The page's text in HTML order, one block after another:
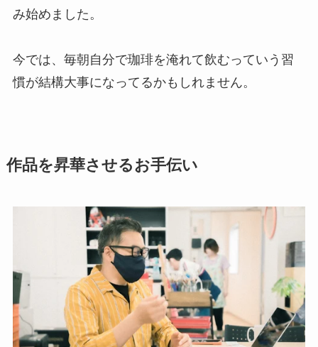
み始めました。
今では、毎朝自分で珈琲を淹れて飲むっていう習
慣が結構大事になってるかもしれません。
作品を昇華させるお手伝い